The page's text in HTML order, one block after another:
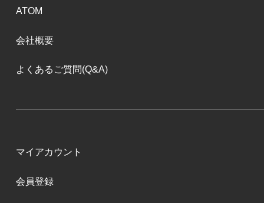
ATOM
会社概要
よくあるご質問(Q&A)
マイアカウント
会員登録